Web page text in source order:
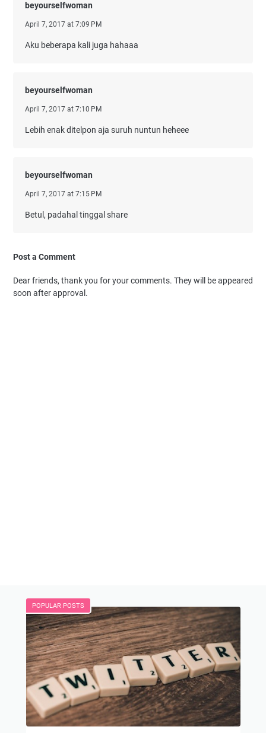
beyourselfwoman
April 7, 2017 at 7:09 PM
Aku beberapa kali juga hahaaa
beyourselfwoman
April 7, 2017 at 7:10 PM
Lebih enak ditelpon aja suruh nuntun heheee
beyourselfwoman
April 7, 2017 at 7:15 PM
Betul, padahal tinggal share
Post a Comment
Dear friends, thank you for your comments. They will be appeared
soon after approval.
POPULAR POSTS